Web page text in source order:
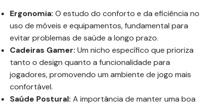
Ergonomia: O estudo do conforto e da eficiência no
uso de móveis e equipamentos, fundamental para
evitar problemas de saúde a longo prazo.
Cadeiras Gamer: Um nicho específico que prioriza
tanto o design quanto a funcionalidade para
jogadores, promovendo um ambiente de jogo mais
confortável.
Saúde Postural: A importância de manter uma boa